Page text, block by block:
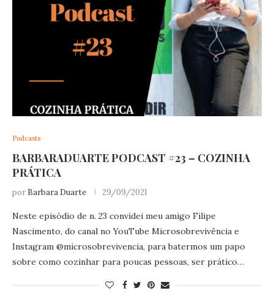
Podcasts
BARBARADUARTE PODCAST #23 – COZINHA
PRÁTICA
por Barbara Duarte 29/09/2021
Neste episódio de n. 23 convidei meu amigo Filipe
Nascimento, do canal no YouTube Microsobrevivência e
Instagram @microsobrevivencia, para batermos um papo
sobre como cozinhar para poucas pessoas, ser prático…